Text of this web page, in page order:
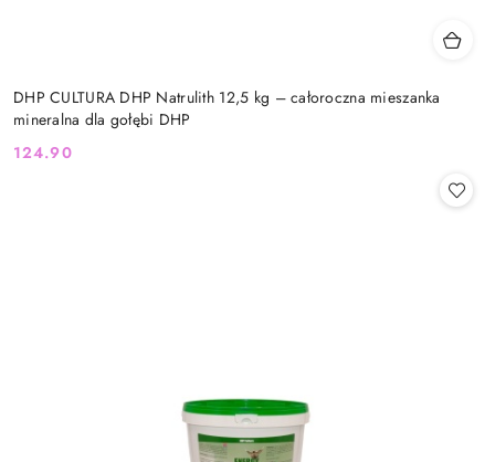
DHP CULTURA DHP Natrulith 12,5 kg – całoroczna mieszanka
mineralna dla gołębi DHP
Cena:
124.90